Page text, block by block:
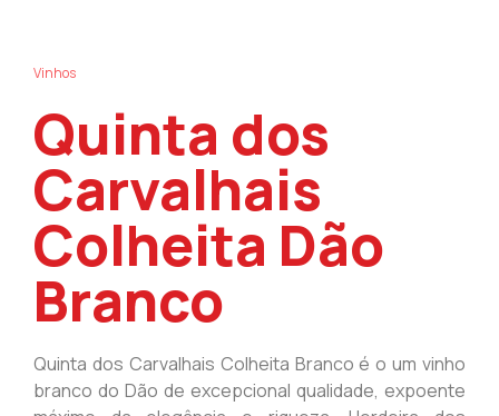
Vinhos
Quinta dos
Carvalhais
Colheita Dão
Branco
Quinta dos Carvalhais Colheita Branco é o um vinho
branco do Dão de excepcional qualidade, expoente